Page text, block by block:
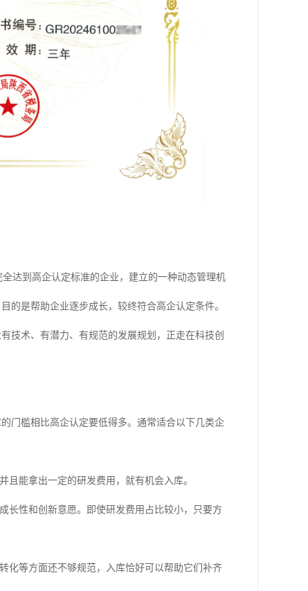
达到高企认定标准的企业，建立的一种动态管理机
的是帮助企业逐步成长，较终符合高企认定条件。
技术、有潜力、有规范的发展规划，正走在科技创
门槛相比高企认定要低得多。通常适合以下几类企
且能拿出一定的研发费用，就有机会入库。
长性和创新意愿。即使研发费用占比较小，只要方
化等方面还不够规范，入库恰好可以帮助它们补齐